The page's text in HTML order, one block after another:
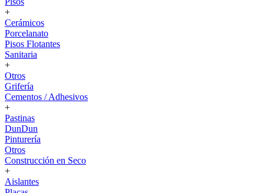
+
Cerámicos
Porcelanato
Pisos Flotantes
Sanitaria
+
Otros
Grifería
Cementos / Adhesivos
+
Pastinas
DunDun
Pinturería
Otros
Construcción en Seco
+
Aislantes